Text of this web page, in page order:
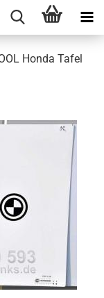
Honda Tafel